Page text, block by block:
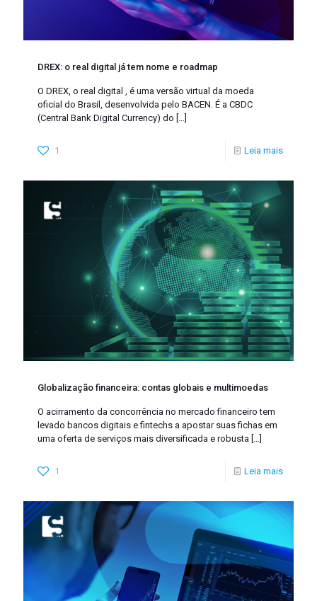
DREX: o real digital já tem nome e roadmap
O DREX, o real digital , é uma versão virtual da moeda
oficial do Brasil, desenvolvida pelo BACEN. É a CBDC
(Central Bank Digital Currency) do […]
1 Leia mais
Globalização financeira: contas globais e multimoedas
O acirramento da concorrência no mercado financeiro tem
levado bancos digitais e fintechs a apostar suas fichas em
uma oferta de serviços mais diversificada e robusta
1 Leia mais